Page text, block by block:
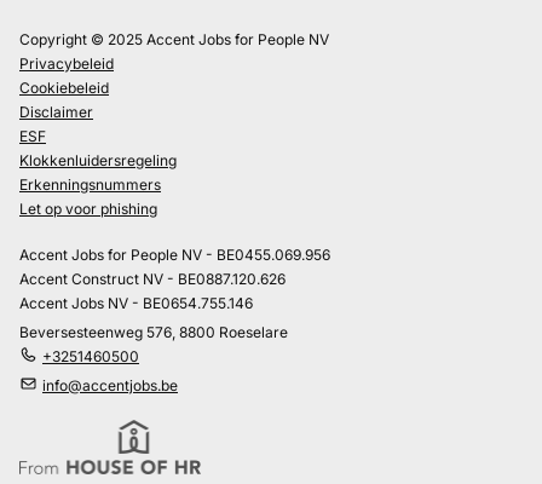
Copyright © 2025 Accent Jobs for People NV
Privacybeleid
Cookiebeleid
Disclaimer
ESF
Klokkenluidersregeling
Erkenningsnummers
Let op voor phishing
Accent Jobs for People NV - BE0455.069.956
Accent Construct NV - BE0887.120.626
Accent Jobs NV - BE0654.755.146
Beversesteenweg 576, 8800 Roeselare
+3251460500
info@accentjobs.be